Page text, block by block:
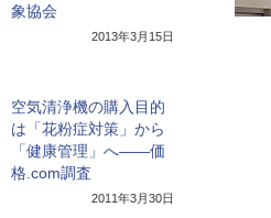
象協会
2013年3月15日
空気清浄機の購入目的
は「花粉症対策」から
「健康管理」へ――価
格.com調査
2011年3月30日